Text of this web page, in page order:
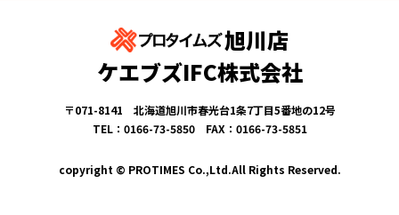
旭川店
ケエブズIFC株式会社
〒071-8141 北海道旭川市春光台1条7丁目5番地の12号
TEL：0166-73-5850 FAX：0166-73-5851
copyright © PROTIMES Co.,Ltd.All Rights Reserved.